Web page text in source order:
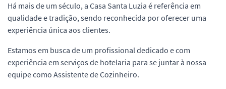
Há mais de um século, a Casa Santa Luzia é referência em
qualidade e tradição, sendo reconhecida por oferecer uma
experiência única aos clientes.
Estamos em busca de um profissional dedicado e com
experiência em serviços de hotelaria para se juntar à nossa
equipe como Assistente de Cozinheiro.